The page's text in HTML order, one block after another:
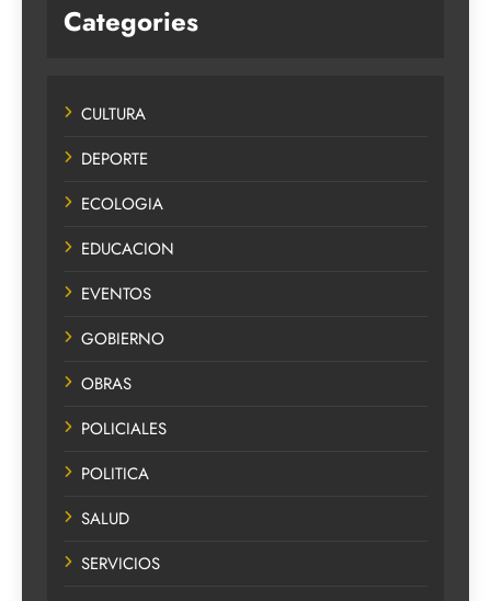
Categories
CULTURA
DEPORTE
ECOLOGIA
EDUCACION
EVENTOS
GOBIERNO
OBRAS
POLICIALES
POLITICA
SALUD
SERVICIOS